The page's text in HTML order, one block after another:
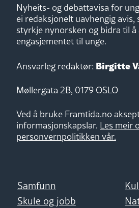
Nyheits- og debattavisa for
ei redaksjonelt uavhengig avis,
styrkje nynorsken og bidra til
engasjementet til unge.
Ansvarleg redaktør: Birgitte
Møllergata 2B, 0179 OSLO
Ved å bruke Framtida.no
informasjonskapslar. Les meir
personvernpolitikken vår.
Samfunn
Skule og jobb